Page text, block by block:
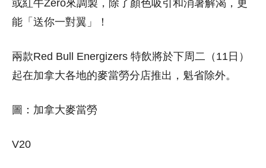
或紅牛Zero來調製，除了顏色吸引和消暑解渴，更
能「送你一對翼」！
兩款Red Bull Energizers 特飲將於下周二（11日）
起在加拿大各地的麥當勞分店推出，魁省除外。
圖：加拿大麥當勞
V20